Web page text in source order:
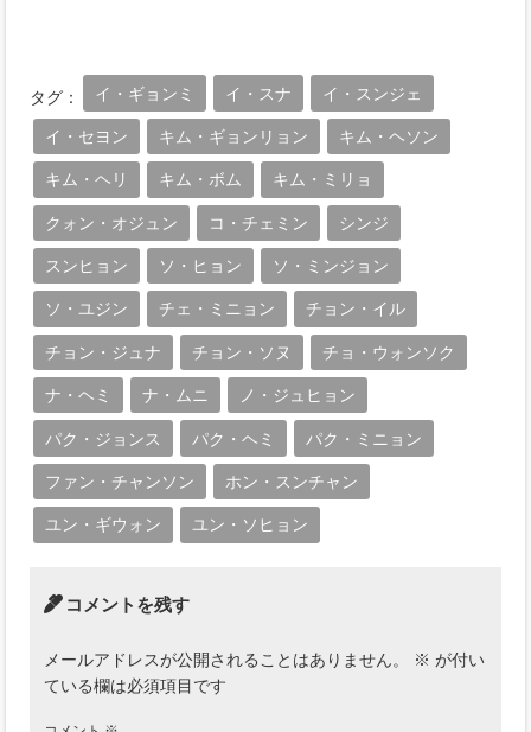
タグ： イ・ギョンミ イ・スナ イ・スンジェ
イ・セヨン キム・ギョンリョン キム・ヘソン
キム・ヘリ キム・ボム キム・ミリョ
クォン・オジュン コ・チェミン シンジ
スンヒョン ソ・ヒョン ソ・ミンジョン
ソ・ユジン チェ・ミニョン チョン・イル
チョン・ジュナ チョン・ソヌ チョ・ウォンソク
ナ・ヘミ ナ・ムニ ノ・ジュヒョン
パク・ジョンス パク・ヘミ パク・ミニョン
ファン・チャンソン ホン・スンチャン
ユン・ギウォン ユン・ソヒョン
コメントを残す
メールアドレスが公開されることはありません。 ※ が付い
ている欄は必須項目です